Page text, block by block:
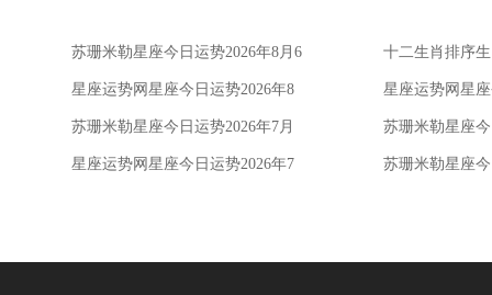
苏珊米勒星座今日运势2026年8月6
日
十二生肖排序
8月5日
星座运势网星座今日运势2026年8
月5日
星座运势网星
月28日
苏珊米勒星座今日运势2026年7月
28日
苏珊米勒星座
24日
星座运势网星座今日运势2026年7
苏珊米勒星座